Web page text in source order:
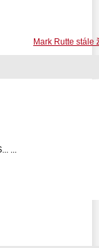
Mark Rutte stále
...